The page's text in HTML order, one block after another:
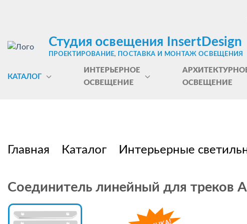
Студия освещения InsertDesign
ПРОЕКТИРОВАНИЕ, ПОСТАВКА И МОНТАЖ ОСВЕЩЕНИЯ
КАТАЛОГ
ИНТЕРЬЕРНОЕ
ОСВЕЩЕНИЕ
ОСВЕЩЕНИЕ
Главная Каталог Интерьерные
Соединитель линейный для треков